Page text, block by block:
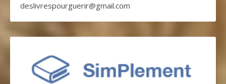
deslivrespourguerir@gmail.com